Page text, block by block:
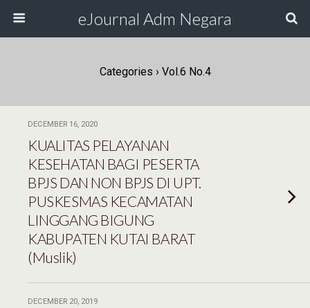
eJournal Adm Negara
Categories › Vol.6 No.4
DECEMBER 16, 2020
KUALITAS PELAYANAN
KESEHATAN BAGI PESERTA
BPJS DAN NON BPJS DI UPT.
PUSKESMAS KECAMATAN
LINGGANG BIGUNG
KABUPATEN KUTAI BARAT
(Muslik)
DECEMBER 20, 2019